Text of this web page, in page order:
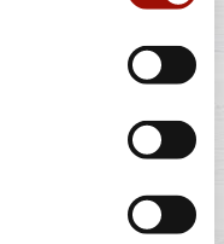
seitens unsere
produktinformationen
3 - mit
5 - geschwefelt 6 -
Tafelsüßen zusätzlich
(zusätzlich zur Angabe